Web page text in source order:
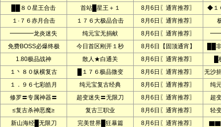
██８０星王合击
首站█星王＋１ 8月6日〖通宵推荐〗
◆１
１·７６赤月合击
１７６大极品合击 8月6日〖通宵推荐〗
━━━━龙炎迷失
纯元宝无捐献 8月6日〖通宵推荐〗
━━
免费BOSS必爆终极
今日首区刚开１秒 8月6日【固顶通宵】
██
1.80极品战神
散人★白通关 8月6日〖通宵推荐〗
１丶８０纵横复古
█１７６极品微变 8月6日〖通宵推荐〗
无沙
１．９６七彩皓月
纯元宝复古经典 8月6日〖通宵推荐〗
纯
修罗〓专属神器〓
超变迷失〓无限刀 8月6日〖通宵推荐〗
超
≤复古杀神恶魔≥
复古三职业 8月6日〖通宵推荐〗
轻
新山海经█无限刀
完美世界█狂暴篇 8月6日〖通宵推荐〗